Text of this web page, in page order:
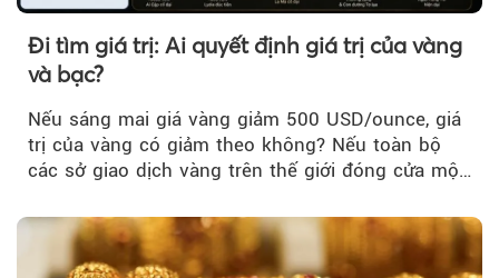
Đi tìm giá trị: Ai quyết định giá trị của vàng
và bạc?
Nếu sáng mai giá vàng giảm 500 USD/ounce, giá
trị của vàng có giảm theo không? Nếu toàn bộ
các sở giao dịch vàng trên thế giới đóng cửa một